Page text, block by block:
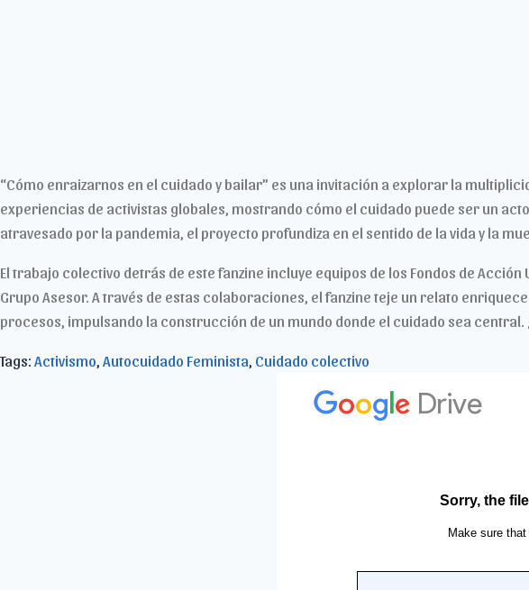
“Cómo enraizarnos en el cuidado y bailar” es una invitación a explorar la
experiencias de activistas globales, mostrando cómo el cuidado puede ser un
atravesado por la pandemia, el proyecto profundiza en el sentido de la vida y la
El trabajo colectivo detrás de este fanzine incluye equipos de los Fondos de
Grupo Asesor. A través de estas colaboraciones, el fanzine teje un relato
procesos, impulsando la construcción de un mundo donde el cuidado sea
Tags: Activismo, Autocuidado Feminista, Cuidado colectivo